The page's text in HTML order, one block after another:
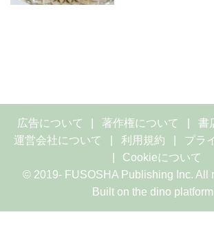
広告について 著作権について
書
運営会社について
利用規約
プラ
Cookieについて
© 2019- FUSOSHA Publishing Inc. All
Built on the dino platform